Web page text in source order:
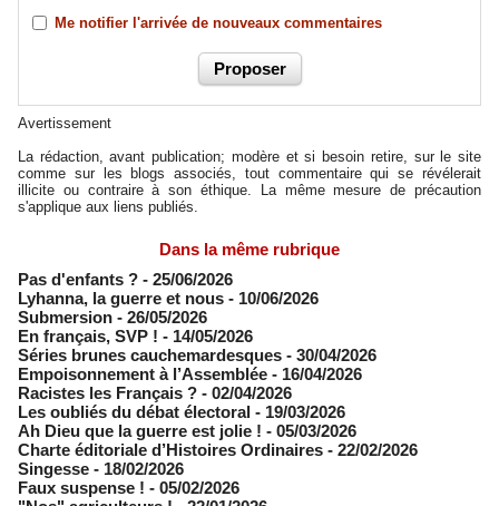
Me notifier l'arrivée de nouveaux commentaires
Avertissement
La rédaction, avant publication; modère et si besoin retire, sur le site
comme sur les blogs associés, tout commentaire qui se révélerait
illicite ou contraire à son éthique. La même mesure de précaution
s'applique aux liens publiés.
Dans la même rubrique
Pas d'enfants ? - 25/06/2026
​Lyhanna, la guerre et nous - 10/06/2026
Submersion - 26/05/2026
En français, SVP ! - 14/05/2026
​Séries brunes cauchemardesques - 30/04/2026
Empoisonnement à l’Assemblée­ - 16/04/2026
Racistes les Français ? - 02/04/2026
​Les oubliés du débat électoral - 19/03/2026
Ah Dieu que la guerre est jolie ! - 05/03/2026
Charte éditoriale d’Histoires Ordinaires - 22/02/2026
Singesse - 18/02/2026
Faux suspense ! - 05/02/2026